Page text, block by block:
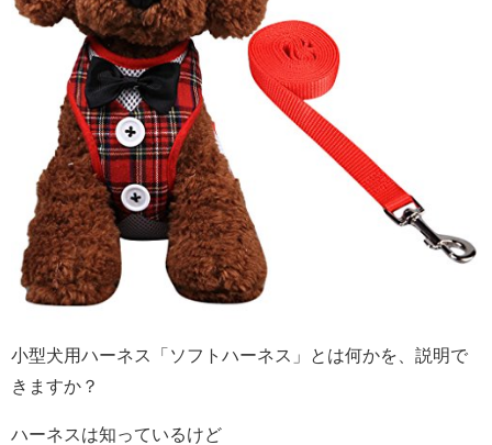
小型犬用ハーネス「ソフトハーネス」
とは何かを、説明で
きますか？
ハーネスは知っているけど